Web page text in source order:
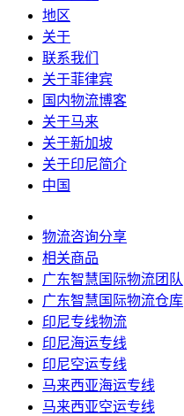
地区
关于
联系我们
关于菲律宾
国内物流博客
关于马来
关于新加坡
关于印尼简介
中国
物流咨询分享
相关商品
广东智慧国际物流团队
广东智慧国际物流仓库
印尼专线物流
印尼海运专线
印尼空运专线
马来西亚海运专线
马来西亚空运专线